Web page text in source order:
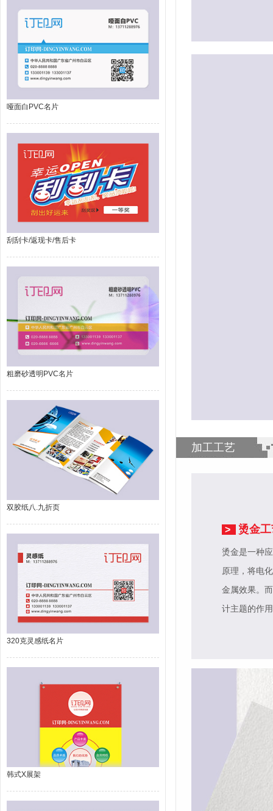
哑面白PVC名片
刮刮卡/返现卡/售后卡
粗磨砂透明PVC名片
双胶纸八.九折页
320克灵感纸名片
韩式X展架
加工工艺
> 烫金
烫金是一种
原理，将电
金属效果。
计主题的作